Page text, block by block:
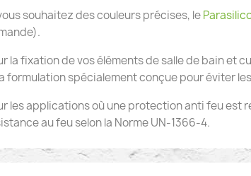
souhaitez des couleurs précises, le
la fixation de vos éléments de salle de bain et
formulation spécialement conçue pour éviter
les applications où une protection anti feu est
au feu selon la Norme UN-1366-4.